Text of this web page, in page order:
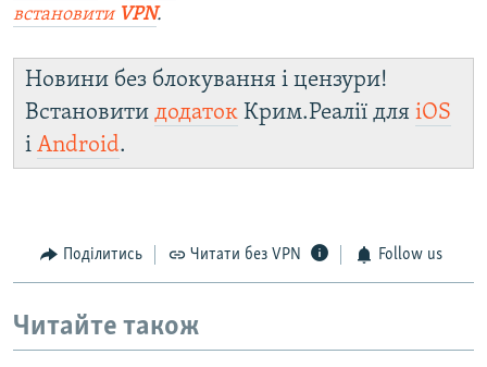
встановити VPN.
Новини без блокування і цензури!
Встановити додаток Крим.Реалії для iOS
і Android.
Поділитись Читати без VPN Follow us
Читайте також